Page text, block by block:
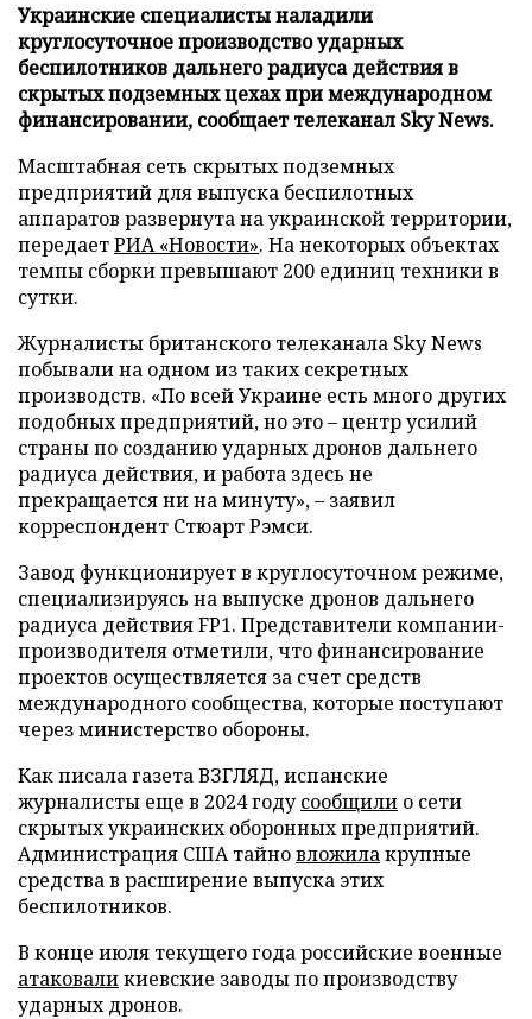
Украинские специалисты наладили
круглосуточное производство ударных
беспилотников дальнего радиуса действия в
скрытых подземных цехах при международном
финансировании, сообщает телеканал Sky News.
Масштабная сеть скрытых подземных
предприятий для выпуска беспилотных
аппаратов развернута на украинской территории,
передаетРИА «Новости». На некоторых объектах
темпы сборки превышают 200 единиц техники в
сутки.
Журналисты британского телеканала Sky News
побывали на одном из таких секретных
производств. «По всей Украине есть много других
подобных предприятий, но это – центр усилий
страны по созданию ударных дронов дальнего
радиуса действия, и работа здесь не
прекращается ни на минуту», – заявил
корреспондент Стюарт Рэмси.
Завод функционирует в круглосуточном режиме,
специализируясь на выпуске дронов дальнего
радиуса действия FP1. Представители компании-
производителя отметили, что финансирование
проектов осуществляется за счет средств
международного сообщества, которые поступают
через министерство обороны.
Как писала газета ВЗГЛЯД, испанские
журналисты еще в 2024 годусообщили о сети
скрытых украинских оборонных предприятий.
Администрация США тайновложилакрупные
средства в расширение выпуска этих
беспилотников.
В конце июля текущего года российские военные
атаковаликиевские заводы по производству
ударных дронов.